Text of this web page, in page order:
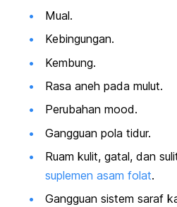
Mual.
Kebingungan.
Kembung.
Rasa aneh pada mulut.
Perubahan mood.
Gangguan pola tidur.
Ruam kulit, gatal, dan
suplemen asam folat.
Gangguan sistem saraf